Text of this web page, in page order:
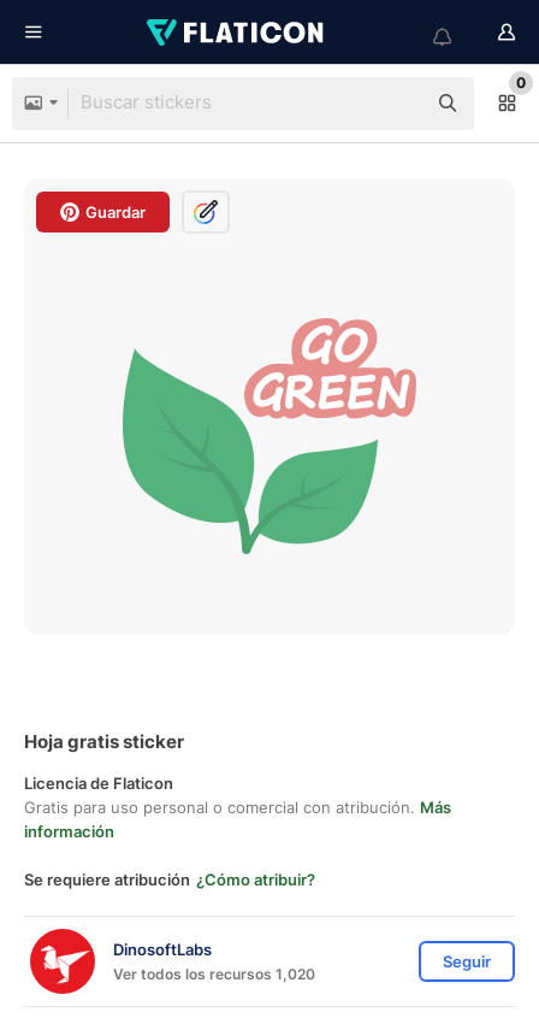
0
Guardar
Hoja gratis sticker
Licencia de Flaticon
Gratis para uso personal o comercial con atribución. Más
información
Se requiere atribución ¿Cómo atribuir?
DinosoftLabs
Ver todos los recursos 1,020
Seguir